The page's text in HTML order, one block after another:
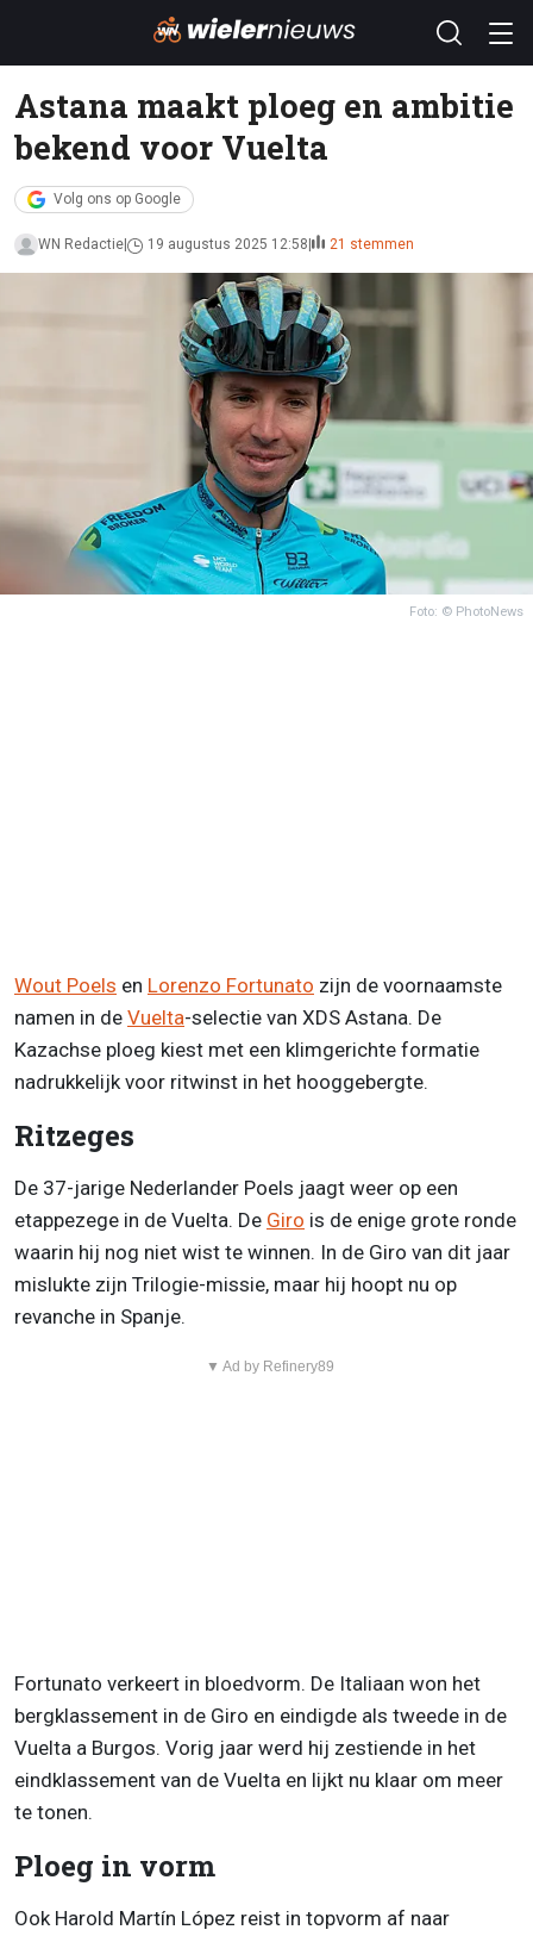
Astana maakt ploeg en ambitie
bekend voor Vuelta
Volg ons op Google
WN Redactie 19 augustus 2025 12:58 21 stemmen
Foto: © PhotoNews
Wout Poels en Lorenzo Fortunato zijn de voornaamste
namen in de Vuelta-selectie van XDS Astana. De
Kazachse ploeg kiest met een klimgerichte formatie
nadrukkelijk voor ritwinst in het hooggebergte.
Ritzeges
De 37-jarige Nederlander Poels jaagt weer op een
etappezege in de Vuelta. De Giro is de enige grote ronde
waarin hij nog niet wist te winnen. In de Giro van dit jaar
mislukte zijn Trilogie-missie, maar hij hoopt nu op
revanche in Spanje.
▼ Ad by Refinery89
Fortunato verkeert in bloedvorm. De Italiaan won het
bergklassement in de Giro en eindigde als tweede in de
Vuelta a Burgos. Vorig jaar werd hij zestiende in het
eindklassement van de Vuelta en lijkt nu klaar om meer
te tonen.
Ploeg in vorm
Ook Harold Martín López reist in topvorm af naar